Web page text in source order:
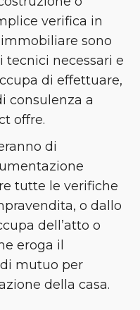
verifica in
sono
necessari e
di effettuare,
consulenza a
offre.
di
tutte le verifiche
o dallo
dell’atto o
eroga il
mutuo per
della casa.